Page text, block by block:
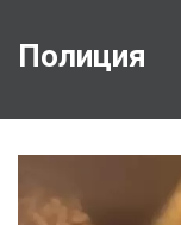
Полиция